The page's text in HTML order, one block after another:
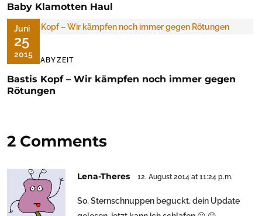
Baby Klamotten Haul
Juni
25
2015
DIE BABYZEIT
Bastis Kopf – Wir kämpfen noch immer gegen
Rötungen
2 Comments
Lena-Theres 12. August 2014 at 11:24 p.m.
So, Sternschnuppen beguckt, dein Update